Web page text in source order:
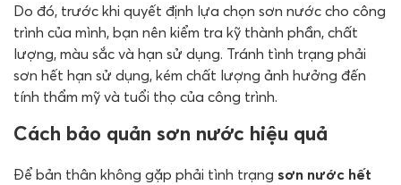
Do đó, trước khi quyết định lựa chọn sơn nước cho công
trình của mình, bạn nên kiểm tra kỹ thành phần, chất
lượng, màu sắc và hạn sử dụng. Tránh tình trạng phải
sơn hết hạn sử dụng, kém chất lượng ảnh hưởng đến
tính thẩm mỹ và tuổi thọ của công trình.
Cách bảo quản sơn nước hiệu quả
Để bản thân không gặp phải tình trạng sơn nước hết